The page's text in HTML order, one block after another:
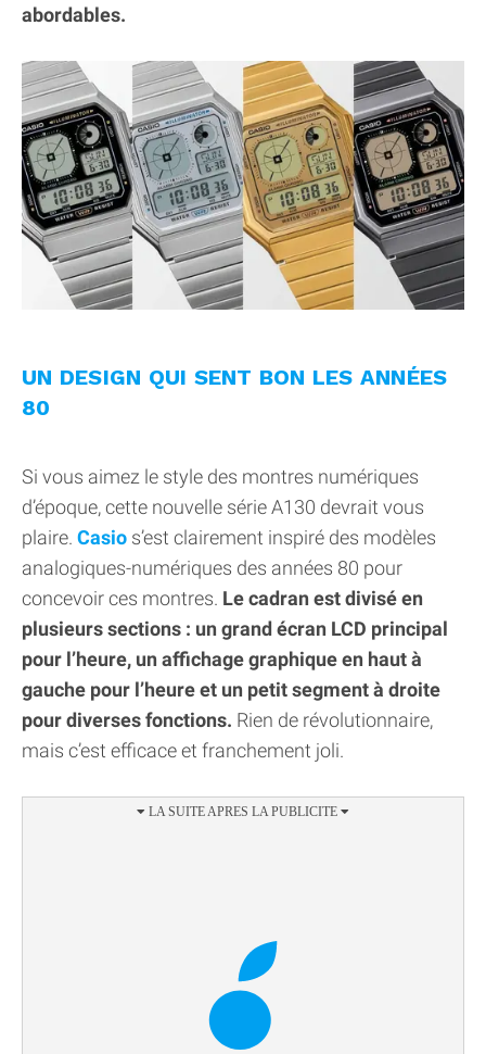
abordables.
UN DESIGN QUI SENT BON LES ANNÉES
80
Si vous aimez le style des montres numériques
d’époque, cette nouvelle série A130 devrait vous
plaire. Casio s’est clairement inspiré des modèles
analogiques-numériques des années 80 pour
concevoir ces montres. Le cadran est divisé en
plusieurs sections : un grand écran LCD principal
pour l’heure, un affichage graphique en haut à
gauche pour l’heure et un petit segment à droite
pour diverses fonctions. Rien de révolutionnaire,
mais c’est efficace et franchement joli.